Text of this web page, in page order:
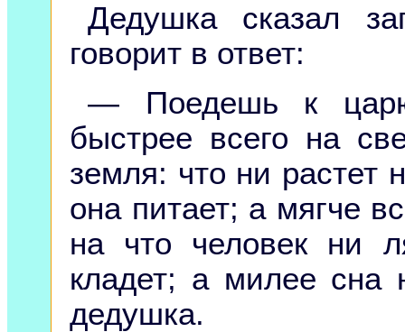
Дедушка сказал
говорит в ответ:
— Поедешь к
быстрее всего на
земля: что ни растет
она питает; а мягче
на что человек ни
кладет; а милее сна
дедушка.